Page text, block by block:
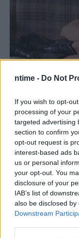
ntime - Do Not
If you wish to opt-
processing of your
targeted advertising
section to confirm
opt-out request is
interest-based ads
us or personal
your opt-out. You
disclosure of your
IAB’s list of
also be disclosed
Downstream